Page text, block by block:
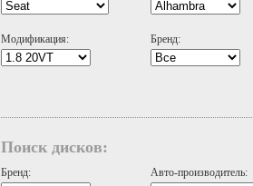
Модификация: Бренд:
Поиск дисков:
Бренд: Авто-производитель: